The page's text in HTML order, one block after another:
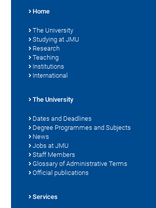
Home
The University
Studying at JMU
Research
Teaching
Institutions
International
The University
Dates and Deadlines
Degree Programmes and Subjects
News
Jobs at JMU
Staff Members
Glossary of Administrative Terms
Official publications
Services